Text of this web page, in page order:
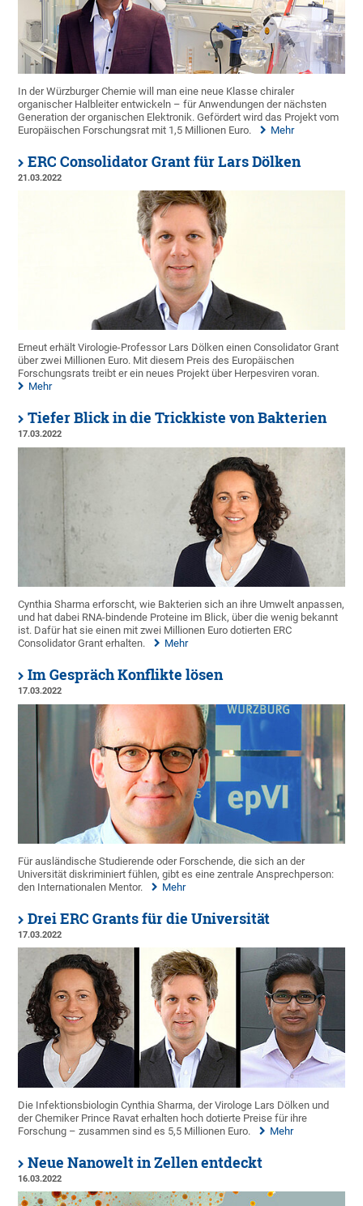
In der Würzburger Chemie will man eine neue Klasse chiraler
organischer Halbleiter entwickeln – für Anwendungen der nächsten
Generation der organischen Elektronik. Gefördert wird das Projekt vom
Europäischen Forschungsrat mit 1,5 Millionen Euro.
Mehr
ERC Consolidator Grant für Lars Dölken
21.03.2022
Erneut erhält Virologie-Professor Lars Dölken einen Consolidator Grant
über zwei Millionen Euro. Mit diesem Preis des Europäischen
Forschungsrats treibt er ein neues Projekt über Herpesviren voran.
Mehr
Tiefer Blick in die Trickkiste von Bakterien
17.03.2022
Cynthia Sharma erforscht, wie Bakterien sich an ihre Umwelt anpassen,
und hat dabei RNA-bindende Proteine im Blick, über die wenig bekannt
ist. Dafür hat sie einen mit zwei Millionen Euro dotierten ERC
Consolidator Grant erhalten.
Mehr
Im Gespräch Konflikte lösen
17.03.2022
Für ausländische Studierende oder Forschende, die sich an der
Universität diskriminiert fühlen, gibt es eine zentrale Ansprechperson:
den Internationalen Mentor.
Mehr
Drei ERC Grants für die Universität
17.03.2022
Die Infektionsbiologin Cynthia Sharma, der Virologe Lars Dölken und
der Chemiker Prince Ravat erhalten hoch dotierte Preise für ihre
Forschung – zusammen sind es 5,5 Millionen Euro.
Mehr
Neue Nanowelt in Zellen entdeckt
16.03.2022